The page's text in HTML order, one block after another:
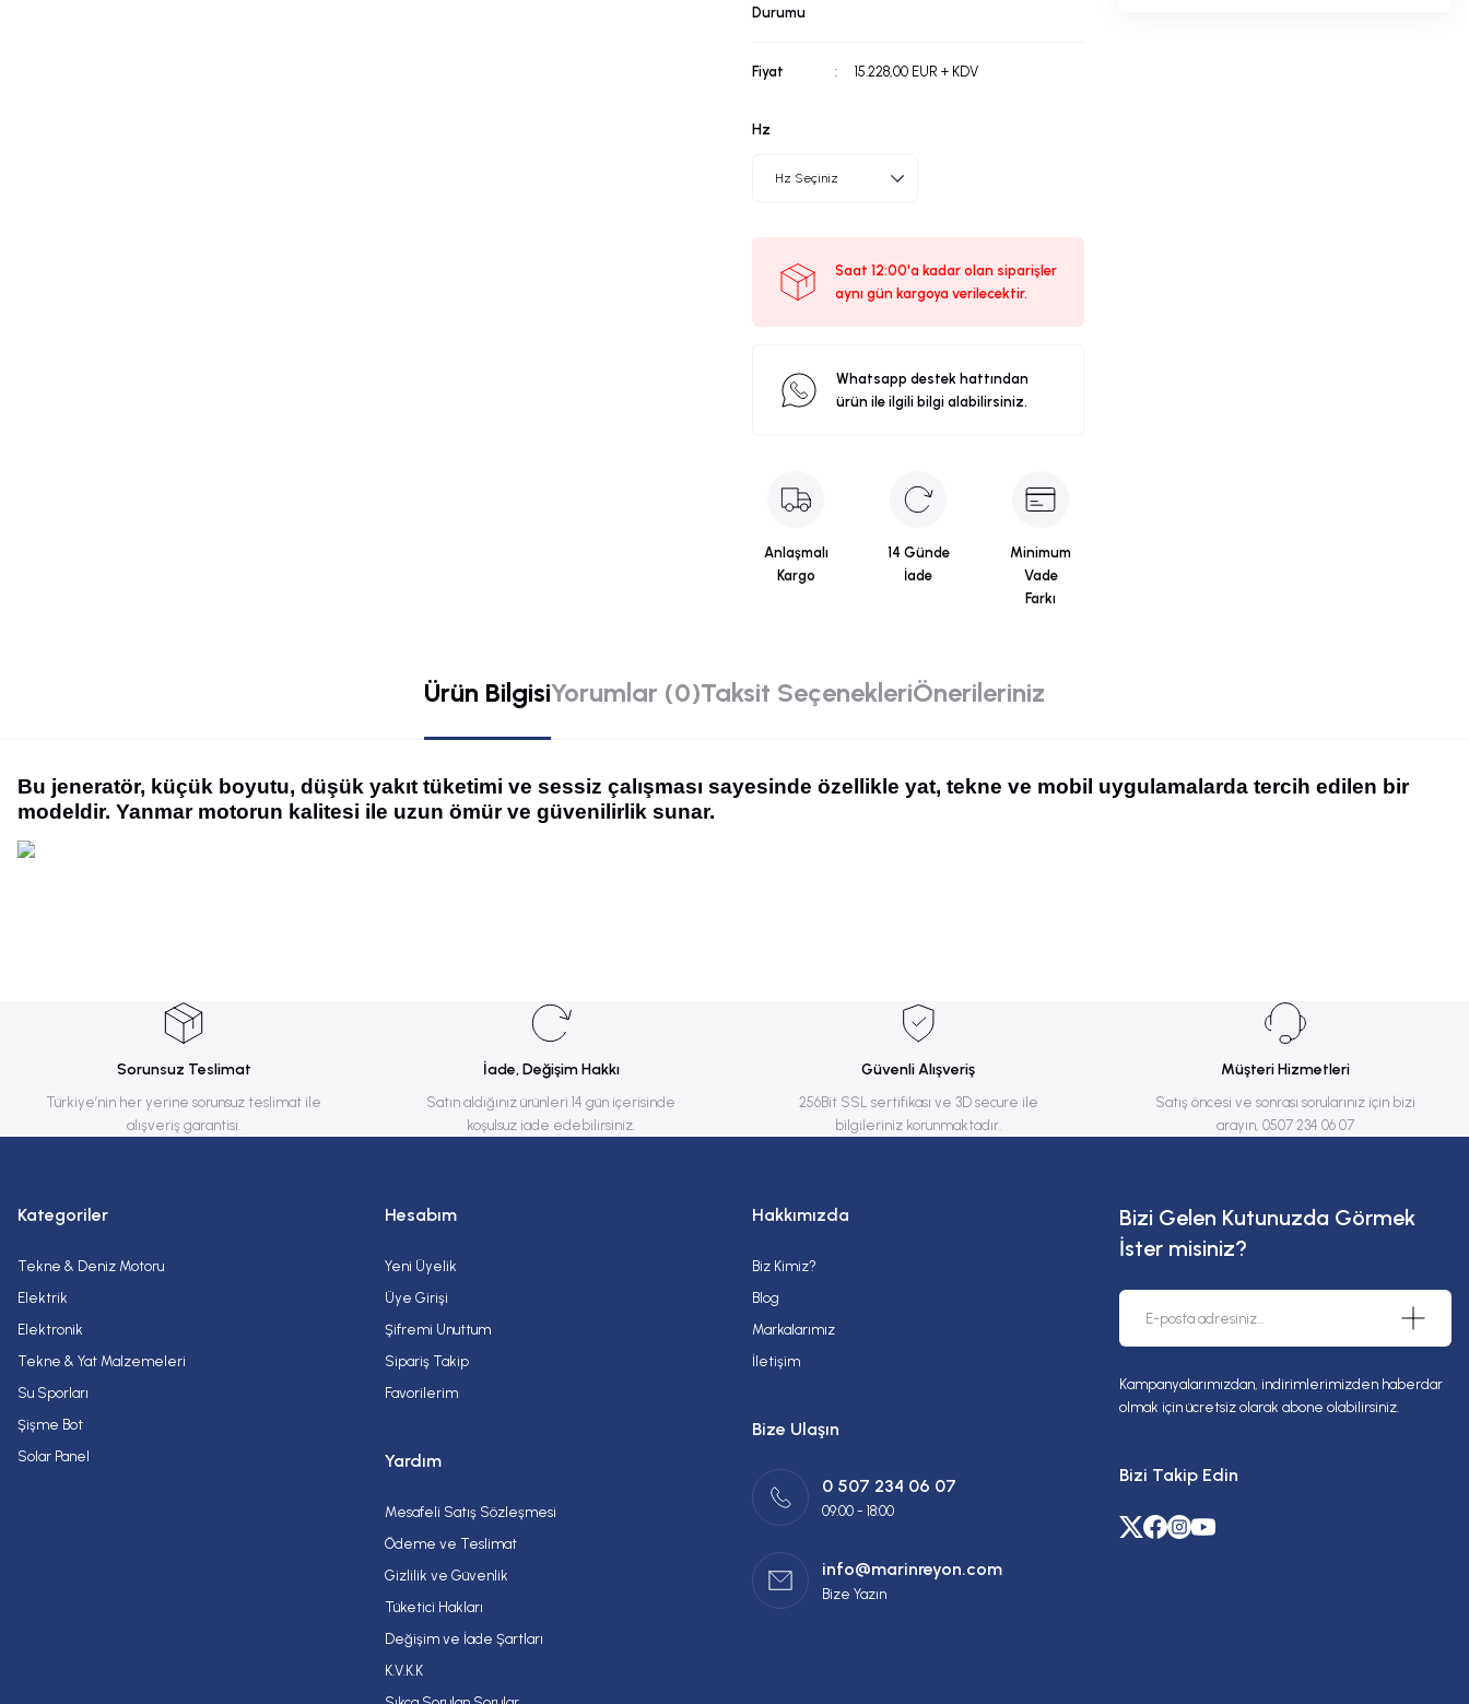
Durumu
Fiyat 15.228,00 EUR + KDV
Hz
Saat 12:00'a kadar olan siparişler
aynı gün kargoya verilecektir.
Whatsapp destek hattından
ürün ile ilgili bilgi alabilirsiniz.
Anlaşmalı
Kargo
14 Günde
İade
Minimum
Vade
Farkı
Ürün BilgisiYorumlar (0)Taksit SeçenekleriÖnerileriniz
Bu jeneratör, küçük boyutu, düşük yakıt tüketimi ve sessiz çalışması sayesinde özellikle yat, tekne ve mobil uygulamalarda tercih edilen bir
modeldir. Yanmar motorun kalitesi ile uzun ömür ve güvenilirlik sunar.
Ürün açıklamasında eksik bilgiler bulunuyor.
Ürün bilgilerinde hatalar bulunuyor.
Ürün fiyatı diğer sitelerden daha pahalı.
Bu ürüne benzer farklı alternatifler olmalı.
Sorunsuz Teslimat
Türkiye’nin her yerine sorunsuz teslimat ile
alışveriş garantisi.
İade, Değişim Hakkı
Satın aldığınız ürünleri 14 gün içerisinde
koşulsuz iade edebilirsiniz.
Güvenli Alışveriş
256Bit SSL sertifikası ve 3D secure ile
bilgileriniz korunmaktadır.
Müşteri Hizmetleri
Satış öncesi ve sonrası sorularınız için bizi
arayın, 0507 234 06 07
Kategoriler
Tekne & Deniz Motoru
Elektrik
Elektronik
Tekne & Yat Malzemeleri
Su Sporları
Şişme Bot
Solar Panel
Hesabım
Yeni Üyelik
Üye Girişi
Şifremi Unuttum
Sipariş Takip
Favorilerim
Yardım
Mesafeli Satış Sözleşmesi
Ödeme ve Teslimat
Gizlilik ve Güvenlik
Tüketici Hakları
Değişim ve İade Şartları
K.V.K.K
Hakkımızda
Biz Kimiz?
Blog
Markalarımız
İletişim
Bize Ulaşın
0 507 234 06 07
09:00 - 18:00
info@marinreyon.com
Bize Yazın
Bizi Gelen Kutunuzda Görmek
İster misiniz?
Kampanyalarımızdan, indirimlerimizden haberdar
olmak için ücretsiz olarak abone olabilirsiniz.
Bizi Takip Edin